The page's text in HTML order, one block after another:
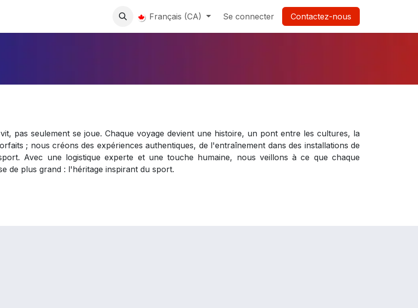
Médias À propos de nous
Français (CA) Se connecter Contactez-nous
pas seulement se joue. Chaque voyage devient une histoire, un pont entre les cultures, la
; nous créons des expériences authentiques, de l'entraînement dans des installations de
Avec une logistique experte et une touche humaine, nous veillons à ce que chaque
de plus grand : l'héritage inspirant du sport.